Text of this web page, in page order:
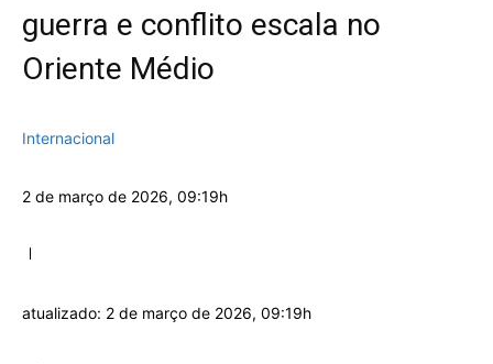
guerra e conflito escala no
Oriente Médio
Internacional
2 de março de 2026, 09:19h
atualizado: 2 de março de 2026, 09:19h